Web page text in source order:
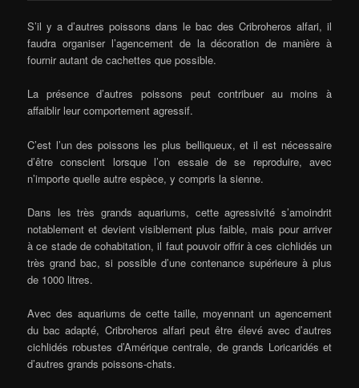
S’il y a d’autres poissons dans le bac des Cribroheros alfari, il
faudra organiser l’agencement de la décoration de manière à
fournir autant de cachettes que possible.
La présence d’autres poissons peut contribuer au moins à
affaiblir leur comportement agressif.
C’est l’un des poissons les plus belliqueux, et il est nécessaire
d’être conscient lorsque l’on essaie de se reproduire, avec
n’importe quelle autre espèce, y compris la sienne.
Dans les très grands aquariums, cette agressivité s’amoindrit
notablement et devient visiblement plus faible, mais pour arriver
à ce stade de cohabitation, il faut pouvoir offrir à ces cichlidés un
très grand bac, si possible d’une contenance supérieure à plus
de 1000 litres.
Avec des aquariums de cette taille, moyennant un agencement
du bac adapté, Cribroheros alfari peut être élevé avec d’autres
cichlidés robustes d’Amérique centrale, de grands Loricaridés et
d’autres grands poissons-chats.